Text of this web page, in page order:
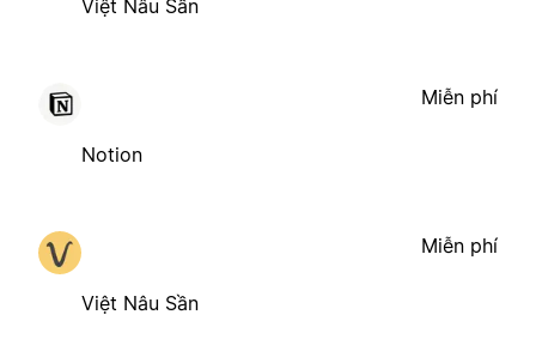
Việt Nâu Sần
Notion
Miễn phí
Việt Nâu Sần
Miễn phí